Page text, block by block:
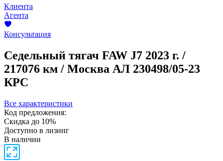
Клиента
Агента
Консультация
Седельный тягач FAW J7 2023 г. /
217076 км / Москва АЛ 230498/05-23
КРС
Все характеристики
Код предложения:
Скидка до 10%
Доступно в лизинг
В наличии